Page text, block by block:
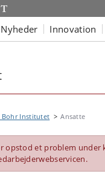
Nyheder Innovation
Bohr Institutet Ansatte
opstod et problem under